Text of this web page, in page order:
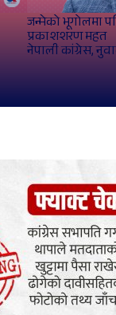
जन्मेको भूगोलमा
प्रकाशशरण महत
नेपाली कांग्रेस,